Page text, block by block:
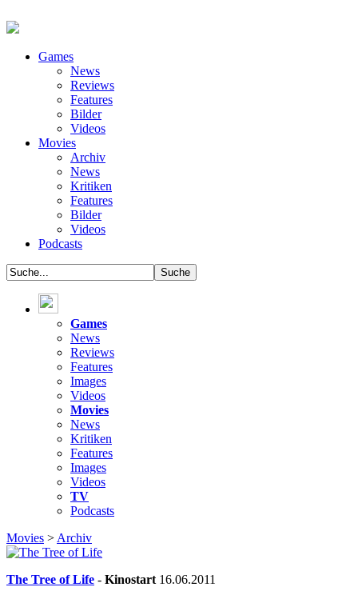
Games
News
Reviews
Features
Bilder
Videos
Movies
Archiv
News
Kritiken
Features
Bilder
Videos
Podcasts
Games
News
Reviews
Features
Images
Videos
Movies
News
Kritiken
Features
Images
Videos
TV
Podcasts
Movies > Archiv
The Tree of Life - Kinostart 16.06.2011